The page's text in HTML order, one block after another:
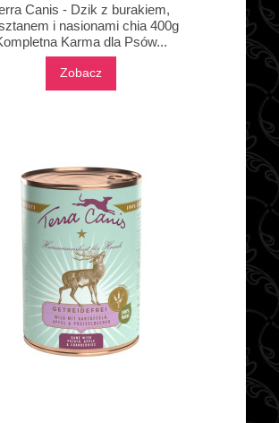
Canis - Dzik z burakiem,
i nasionami chia 400g
Karma dla Psów...
Zobacz